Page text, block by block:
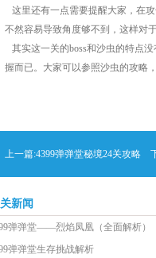
这里还有一点需要提醒大家，在
不然容易导致角度够不到，这样对
其实这一关的boss和沙虫的特点
握而已。大家可以参照沙虫的攻略
上一篇:4399弹弹堂秘境24关攻略
新闻
弹弹堂——烈焰凤凰（全面解析）
弹弹堂生存挑战解析